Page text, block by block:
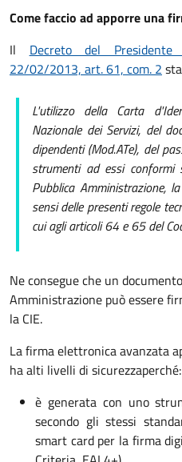
Come faccio ad apporre una
Il Decreto del
22/02/2013, art. 61, com. 2
L'utilizzo della Carta
Nazionale dei Servizi, del
dipendenti (Mod.ATe), del
strumenti ad essi conformi
Pubblica Amministrazione,
sensi delle presenti regole
cui agli articoli 64 e 65 del
Ne consegue che un
Amministrazione può essere
la CIE.
La firma elettronica avanzata
ha alti livelli di sicurezzaperché:
è generata con uno
secondo gli stessi
smart card per la firma